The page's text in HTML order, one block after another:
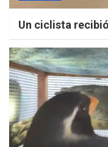
Un ciclista